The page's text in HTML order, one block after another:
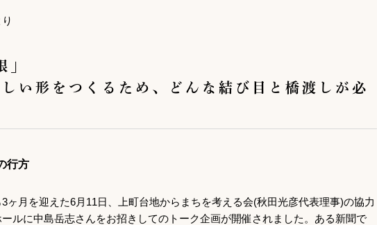
い形をつくるため、どんな結び目と橋渡しが必
行方
ヶ月を迎えた6月11日、上町台地からまちを考える会(秋田光彦代表理事)の協力
ルに中島岳志さんをお招きしてのトーク企画が開催されました。ある新聞で